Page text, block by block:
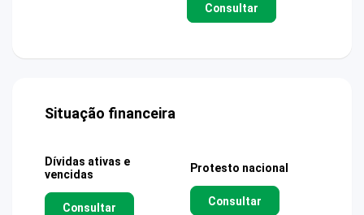
Consultar
Situação financeira
Dívidas ativas e
vencidas
Consultar
Protesto nacional
Consultar